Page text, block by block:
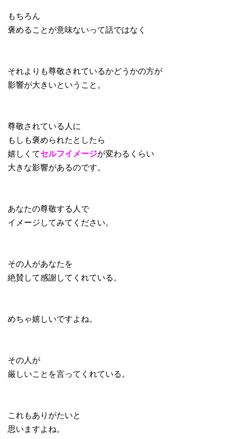
もちろん
褒めることが意味ないって話ではなく
それよりも尊敬されているかどうかの方が
影響が大きいということ。
尊敬されている人に
もしも褒められたとしたら
嬉しくてセルフイメージが変わるくらい
大きな影響があるのです。
あなたの尊敬する人で
イメージしてみてください。
その人があなたを
絶賛して感謝してくれている。
めちゃ嬉しいですよね。
その人が
厳しいことを言ってくれている。
これもありがたいと
思いますよね。